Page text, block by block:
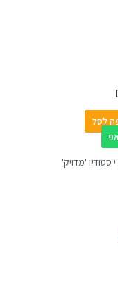
לסל
'מדויק'